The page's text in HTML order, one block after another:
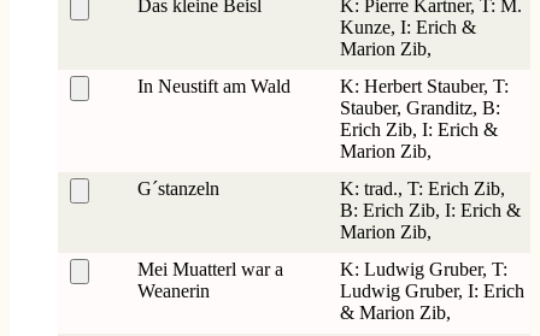
Das kleine Beisl
K: Pierre Kartner, T: M.
Kunze, I: Erich &
Marion Zib,
In Neustift am Wald
K: Herbert Stauber, T:
Stauber, Granditz, B:
Erich Zib, I: Erich &
Marion Zib,
G´stanzeln
K: trad., T: Erich Zib,
B: Erich Zib, I: Erich &
Marion Zib,
Mei Muatterl war a
Weanerin
K: Ludwig Gruber, T:
Ludwig Gruber, I: Erich
& Marion Zib,